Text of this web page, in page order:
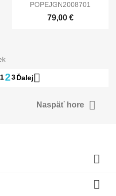
POPEJGN2008701
79,00 €
123Ďalej
Naspäť hore 

